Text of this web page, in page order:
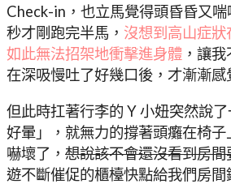
Check-in，也立馬覺得頭昏昏又
秒才剛跑完半馬， 沒想到高山症
如此無法招架地衝擊進身體 ，讓
在深吸慢吐了好幾口後，才漸漸感
但此時扛著行李的 Y 小妞突然說
好暈」，就無力的撐著頭癱在椅
嚇壞了， 想說該不會還沒看到房
遊不斷催促的櫃檯快點給我們房